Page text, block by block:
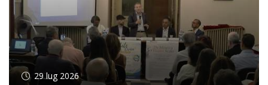
29 lug 2026